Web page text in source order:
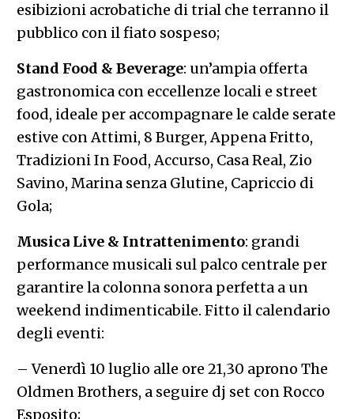
esibizioni acrobatiche di trial che terranno il
pubblico con il fiato sospeso;
Stand Food & Beverage: un’ampia offerta
gastronomica con eccellenze locali e street
food, ideale per accompagnare le calde serate
estive con Attimi, 8 Burger, Appena Fritto,
Tradizioni In Food, Accurso, Casa Real, Zio
Savino, Marina senza Glutine, Capriccio di
Gola;
Musica Live & Intrattenimento: grandi
performance musicali sul palco centrale per
garantire la colonna sonora perfetta a un
weekend indimenticabile. Fitto il calendario
degli eventi:
– Venerdì 10 luglio alle ore 21,30 aprono The
Oldmen Brothers, a seguire dj set con Rocco
Esposito;